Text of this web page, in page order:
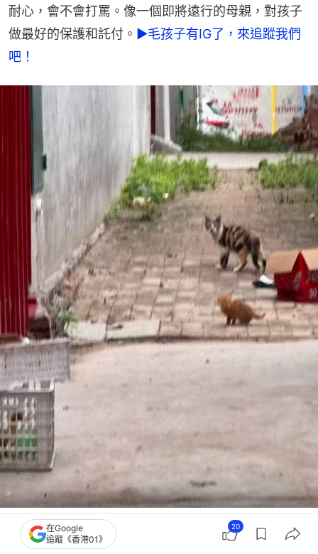
耐心，會不會打罵。像一個即將遠行的母親，對孩子
做最好的保護和託付。 ►毛孩子有IG了，來追蹤我們
吧！
剛生過孩子不久的流浪貓媽媽，在小區裏蹲了整整半個月。幹什麼呢？牠暗中觀察
人類，尋找一個有緣人。牠每天觀察自己把小咪託付到的這個環境。（抖音@下次
見@）
在Google
追蹤《香港01》
20